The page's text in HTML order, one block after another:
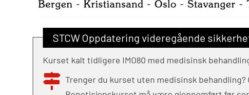
STCW Oppdatering videregående
Kurset kalt tidligere IMO80 med medisinsk
Trenger du kurset uten medisinsk behandling?